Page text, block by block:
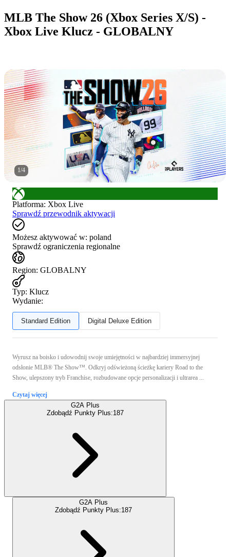
MLB The Show 26 (Xbox Series X/S) -
Xbox Live Klucz - GLOBALNY
1/4
Platforma: Xbox Live
Sprawdź przewodnik aktywacji
Możesz aktywować w: poland
Sprawdź ograniczenia regionalne
Region: GLOBALNY
Typ: Klucz
Wydanie:
Standard Edition Digital Deluxe Edition
Wyrusz na boisko i udowodnij swoje umiejętności w najbardziej immersyjnej
odsłonie MLB® The Show™. Odkryj odświeżoną ścieżkę kariery Road to the
Show, ulepszony tryb Franchise, rozbudowane opcje personalizacji i ultrarea ...
Czytaj więcej
G2A Plus
Zdobądź Punkty Plus:187
G2A Plus
Zdobądź Punkty Plus:187